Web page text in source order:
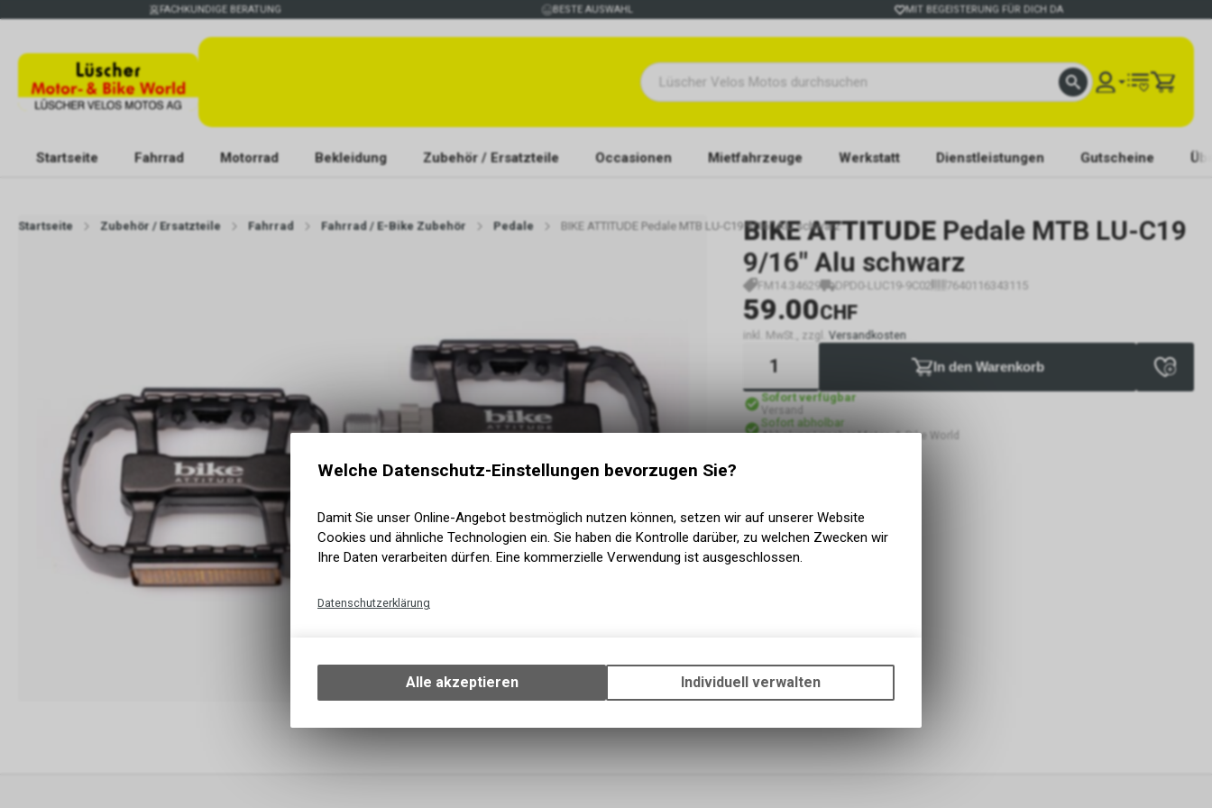
FACHKUNDIGE BERATUNG BESTE AUSWAHL MIT BEGEISTERUNG FÜR DICH DA
Startseite Fahrrad Motorrad Bekleidung Zubehör / Ersatzteile Occasionen Mietfahrzeuge Werkstatt Dienstleistungen Gutscheine
Startseite Zubehör / Ersatzteile Fahrrad Fahrrad / E-Bike Zubehör Pedale BIKE ATTITUDE Pedale MTB LU-C19 9/16" Alu schwarzBIKE ATTITUDE Pedale MTB LU-C19
9/16" Alu schwarz
FM14.34629 DPD0-LUC19-9C02 7640116343115
59.00CHF
inkl. MwSt., zzgl. Versandkosten
In den Warenkorb
Sofort verfügbar
Versand
Sofort abholbar
Abholung Lüscher Motor- & Bike World
Welche Datenschutz-Einstellungen bevorzugen Sie?
Damit Sie unser Online-Angebot bestmöglich nutzen können, setzen wir auf unserer Website
Cookies und ähnliche Technologien ein. Sie haben die Kontrolle darüber, zu welchen Zwecken wir
Ihre Daten verarbeiten dürfen. Eine kommerzielle Verwendung ist ausgeschlossen.
Datenschutzerklärung
Ihrem Gerät, um die grundlegenden Funktionen unseres Online-Angebots, wie die
Verwendung des Warenkorbs, zu ermöglichen. Bitte beachten Sie, dass die
zulassen.
Alle akzeptieren Individuell verwalten